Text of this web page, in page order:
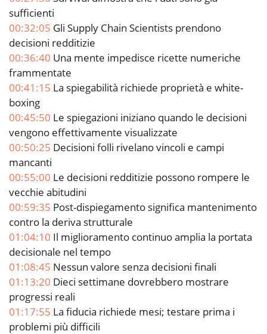
sufficienti
00:32:05 Gli Supply Chain Scientists prendono
decisioni redditizie
00:36:40 Una mente impedisce ricette numeriche
frammentate
00:41:15 La spiegabilità richiede proprietà e white-
boxing
00:45:50 Le spiegazioni iniziano quando le decisioni
vengono effettivamente visualizzate
00:50:25 Decisioni folli rivelano vincoli e campi
mancanti
00:55:00 Le decisioni redditizie possono rompere le
vecchie abitudini
00:59:35 Post-dispiegamento significa mantenimento
contro la deriva strutturale
01:04:10 Il miglioramento continuo amplia la portata
decisionale nel tempo
01:08:45 Nessun valore senza decisioni finali
01:13:20 Dieci settimane dovrebbero mostrare
progressi reali
01:17:55 La fiducia richiede mesi; testare prima i
problemi più difficili